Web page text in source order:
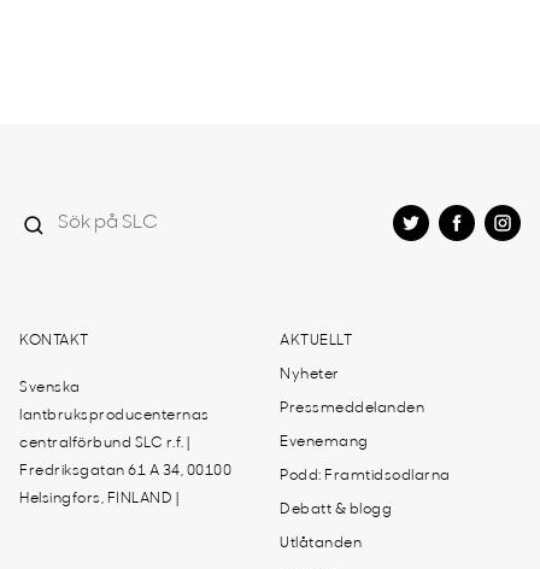
KONTAKT
Svenska
lantbruksproducenternas
centralförbund SLC r.f. |
Fredriksgatan 61 A 34, 00100
Helsingfors, FINLAND |
AKTUELLT
Nyheter
Pressmeddelanden
Evenemang
Podd: Framtidsodlarna
Debatt & blogg
Utlåtanden